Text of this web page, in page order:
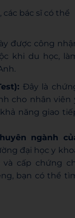
bác sĩ có thể
được công
khi du học,
Đây là
cho nhân viên
năng giao
ngành
đại học y
cấp chứng
bạn có thể